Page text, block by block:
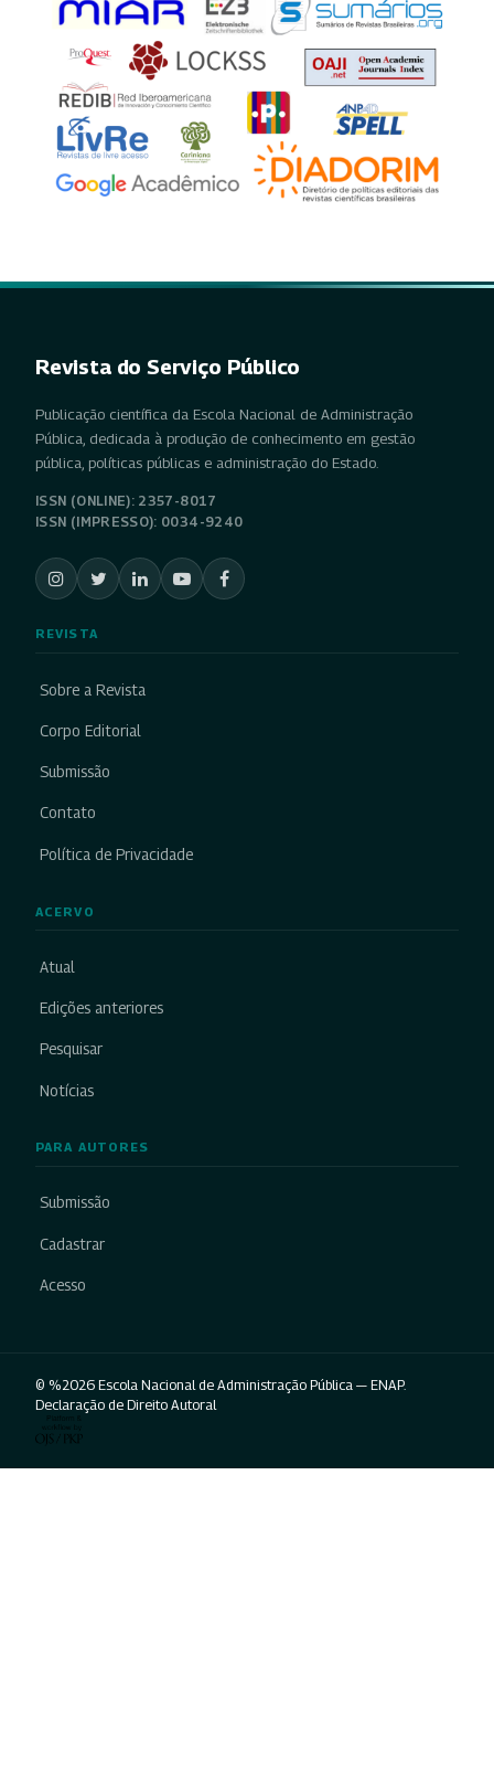
Revista do Serviço Público
Publicação científica da Escola Nacional de Administração
Pública, dedicada à produção de conhecimento em gestão
pública, políticas públicas e administração do Estado.
ISSN (ONLINE): 2357-8017
ISSN (IMPRESSO): 0034-9240
REVISTA
Sobre a Revista
Corpo Editorial
Submissão
Contato
Política de Privacidade
ACERVO
Atual
Edições anteriores
Pesquisar
Notícias
PARA AUTORES
Submissão
Cadastrar
Acesso
© %2026 Escola Nacional de Administração Pública — ENAP.
Declaração de Direito Autoral